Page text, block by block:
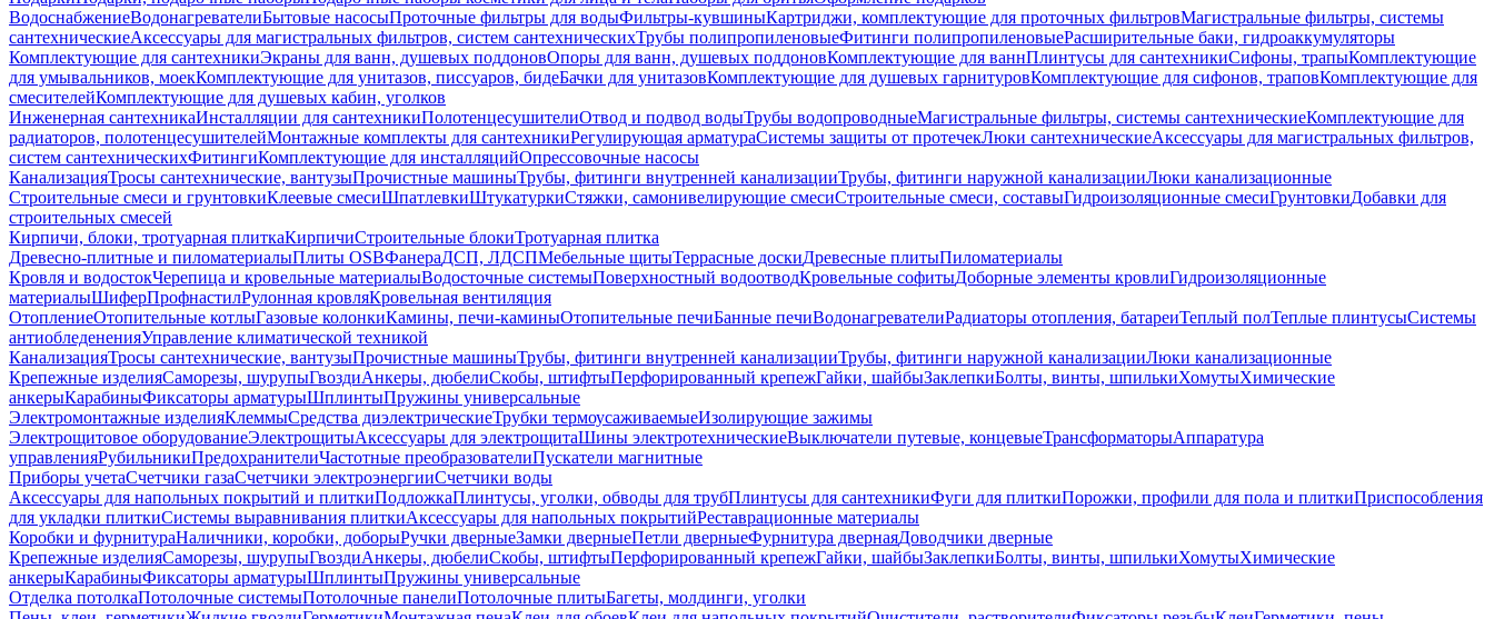
ВодоснабжениеВодонагревателиБытовые насосыПроточные фильтры для водыФильтры-кувшиныКартриджи, комплектующие для проточных фильтровМагистральные фильтры, системы
сантехническиеАксессуары для магистральных фильтров, систем сантехническихТрубы полипропиленовыеФитинги полипропиленовыеРасширительные баки, гидроаккумуляторы
Комплектующие для сантехникиЭкраны для ванн, душевых поддоновОпоры для ванн, душевых поддоновКомплектующие для ваннПлинтусы для сантехникиСифоны, трапыКомплектующие
для умывальников, моекКомплектующие для унитазов, писсуаров, бидеБачки для унитазовКомплектующие для душевых гарнитуровКомплектующие для сифонов, траповКомплектующие для
смесителейКомплектующие для душевых кабин, уголков
Инженерная сантехникаИнсталляции для сантехникиПолотенцесушителиОтвод и подвод водыТрубы водопроводныеМагистральные фильтры, системы сантехническиеКомплектующие для
радиаторов, полотенцесушителейМонтажные комплекты для сантехникиРегулирующая арматураСистемы защиты от протечекЛюки сантехническиеАксессуары для магистральных фильтров,
систем сантехническихФитингиКомплектующие для инсталляцийОпрессовочные насосы
КанализацияТросы сантехнические, вантузыПрочистные машиныТрубы, фитинги внутренней канализацииТрубы, фитинги наружной канализацииЛюки канализационные
Строительные смеси и грунтовкиКлеевые смесиШпатлевкиШтукатуркиСтяжки, самонивелирующие смесиСтроительные смеси, составыГидроизоляционные смесиГрунтовкиДобавки для
строительных смесей
Кирпичи, блоки, тротуарная плиткаКирпичиСтроительные блокиТротуарная плитка
Древесно-плитные и пиломатериалыПлиты OSBФанераДСП, ЛДСПМебельные щитыТеррасные доскиДревесные плитыПиломатериалы
Кровля и водостокЧерепица и кровельные материалыВодосточные системыПоверхностный водоотводКровельные софитыДоборные элементы кровлиГидроизоляционные
материалыШиферПрофнастилРулонная кровляКровельная вентиляция
ОтоплениеОтопительные котлыГазовые колонкиКамины, печи-каминыОтопительные печиБанные печиВодонагревателиРадиаторы отопления, батареиТеплый полТеплые плинтусыСистемы
антиобледененияУправление климатической техникой
КанализацияТросы сантехнические, вантузыПрочистные машиныТрубы, фитинги внутренней канализацииТрубы, фитинги наружной канализацииЛюки канализационные
Крепежные изделияСаморезы, шурупыГвоздиАнкеры, дюбелиСкобы, штифтыПерфорированный крепежГайки, шайбыЗаклепкиБолты, винты, шпилькиХомутыХимические
анкерыКарабиныФиксаторы арматурыШплинтыПружины универсальные
Электромонтажные изделияКлеммыСредства диэлектрическиеТрубки термоусаживаемыеИзолирующие зажимы
Электрощитовое оборудованиеЭлектрощитыАксессуары для электрощитаШины электротехническиеВыключатели путевые, концевыеТрансформаторыАппаратура
управленияРубильникиПредохранителиЧастотные преобразователиПускатели магнитные
Приборы учетаСчетчики газаСчетчики электроэнергииСчетчики воды
Аксессуары для напольных покрытий и плиткиПодложкаПлинтусы, уголки, обводы для трубПлинтусы для сантехникиФуги для плиткиПорожки, профили для пола и плиткиПриспособления
для укладки плиткиСистемы выравнивания плиткиАксессуары для напольных покрытийРеставрационные материалы
Коробки и фурнитураНаличники, коробки, доборыРучки дверныеЗамки дверныеПетли дверныеФурнитура двернаяДоводчики дверные
Крепежные изделияСаморезы, шурупыГвоздиАнкеры, дюбелиСкобы, штифтыПерфорированный крепежГайки, шайбыЗаклепкиБолты, винты, шпилькиХомутыХимические
анкерыКарабиныФиксаторы арматурыШплинтыПружины универсальные
Отделка потолкаПотолочные системыПотолочные панелиПотолочные плитыБагеты, молдинги, уголки